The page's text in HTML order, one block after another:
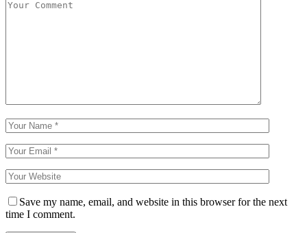
Save my name, email, and website in this browser for the next
time I comment.